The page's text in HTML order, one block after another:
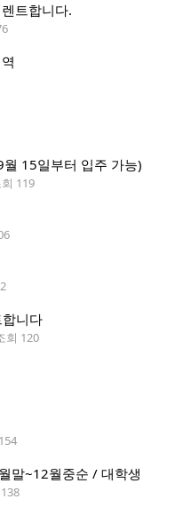
트합니다.
15일부터 입주 가능)
119
니다
회 120
말~12월중순 / 대학생